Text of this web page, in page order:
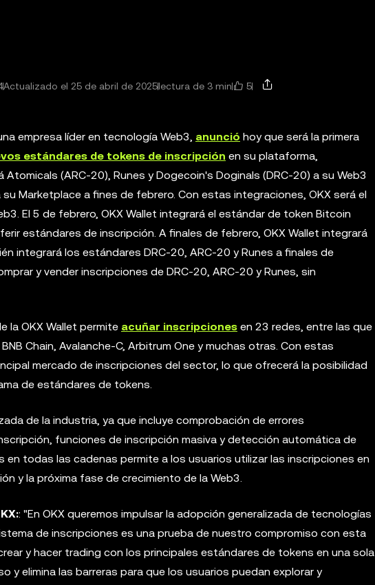
Actualizado el 25 de abril de 2025lectura de 3 min 5
empresa líder en tecnología Web3, anunció hoy que será la primera
estándares de tokens de inscripción en su plataforma,
(ARC-20), Runes y Dogecoin's Doginals (DRC-20) a su Web3
Marketplace a fines de febrero. Con estas integraciones, OKX será el
El 5 de febrero, OKX Wallet integrará el estándar de token Bitcoin
estándares de inscripción. A finales de febrero, OKX Wallet integrará
integrará los estándares DRC-20, ARC-20 y Runes a finales de
y vender inscripciones de DRC-20, ARC-20 y Runes, sin
la OKX Wallet permite acuñar inscripciones en 23 redes, entre las que
Chain, Avalanche-C, Arbitrum One y muchas otras. Con estas
mercado de inscripciones del sector, lo que ofrecerá la posibilidad
de estándares de tokens.
de la industria, ya que incluye comprobación de errores
funciones de inscripción masiva y detección automática de
en todas las cadenas permite a los usuarios utilizar las inscripciones en
y la próxima fase de crecimiento de la Web3.
: "En OKX queremos impulsar la adopción generalizada de tecnologías
de inscripciones es una prueba de nuestro compromiso con esta
y hacer trading con los principales estándares de tokens en una sola
y elimina las barreras para que los usuarios puedan explorar y